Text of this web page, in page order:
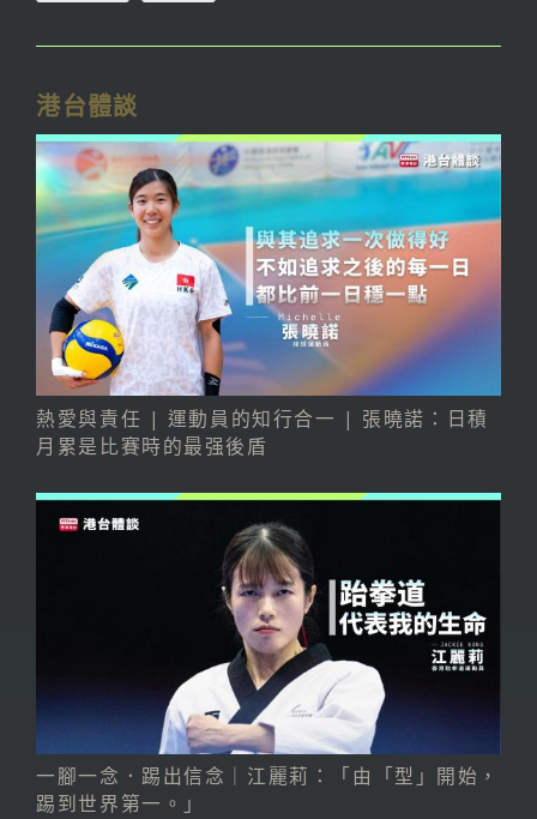
港台體談
熱愛與責任 | 運動員的知行合一 | 張曉諾：日積
月累是比賽時的最强後盾
一腳一念．踢出信念｜江麗莉：「由「型」開始，
踢到世界第一。」